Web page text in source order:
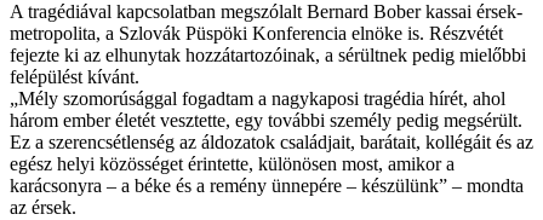
A tragédiával kapcsolatban megszólalt Bernard Bober kassai érsek-
metropolita, a Szlovák Püspöki Konferencia elnöke is. Részvétét
fejezte ki az elhunytak hozzátartozóinak, a sérültnek pedig mielőbbi
felépülést kívánt.
„Mély szomorúsággal fogadtam a nagykaposi tragédia hírét, ahol
három ember életét vesztette, egy további személy pedig megsérült.
Ez a szerencsétlenség az áldozatok családjait, barátait, kollégáit és az
egész helyi közösséget érintette, különösen most, amikor a
karácsonyra – a béke és a remény ünnepére – készülünk” – mondta
az érsek.